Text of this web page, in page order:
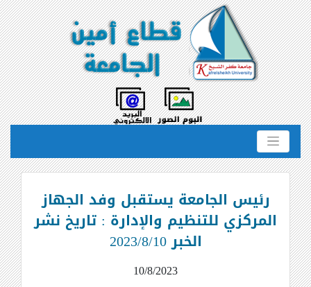
رئيس الجامعة يستقبل وفد الجهاز
المركزي للتنظيم والإدارة : تاريخ نشر
الخبر 2023/8/10
10/8/2023